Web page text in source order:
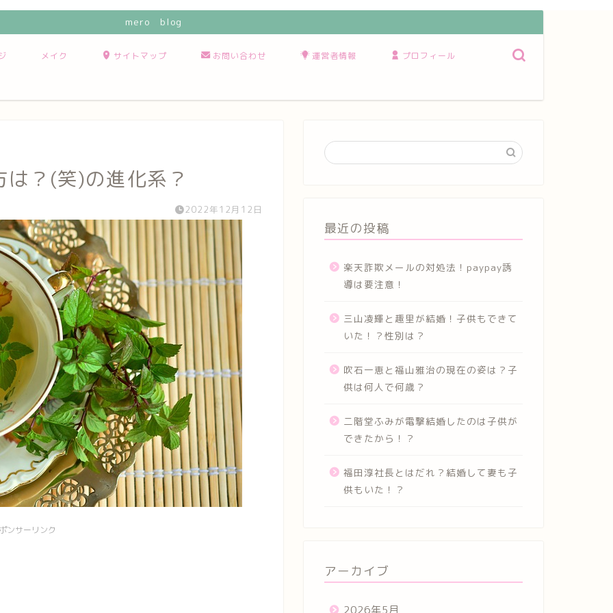
mero blog
メイク サイトマップ お問い合わせ 運営者情報 プロフィール
？(笑)の進化系？
2022年12月12日
ンサーリンク
最近の投稿
楽天詐欺メールの対処法！paypay誘
導は要注意！
三山凌輝と趣里が結婚！子供もできて
いた！？性別は？
吹石一恵と福山雅治の現在の姿は？子
供は何人で何歳？
二階堂ふみが電撃結婚したのは子供が
できたから！？
福田淳社長とはだれ？結婚して妻も子
供もいた！？
アーカイブ
2026年5月